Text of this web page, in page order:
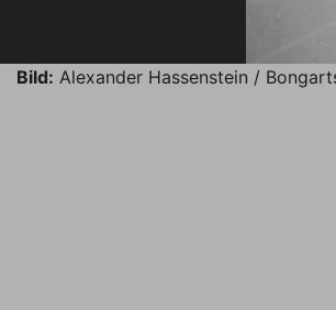
Bild: Alexander Hassenstein /